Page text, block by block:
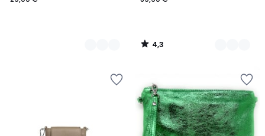
4,3
/